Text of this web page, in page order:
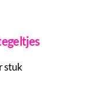
stuk